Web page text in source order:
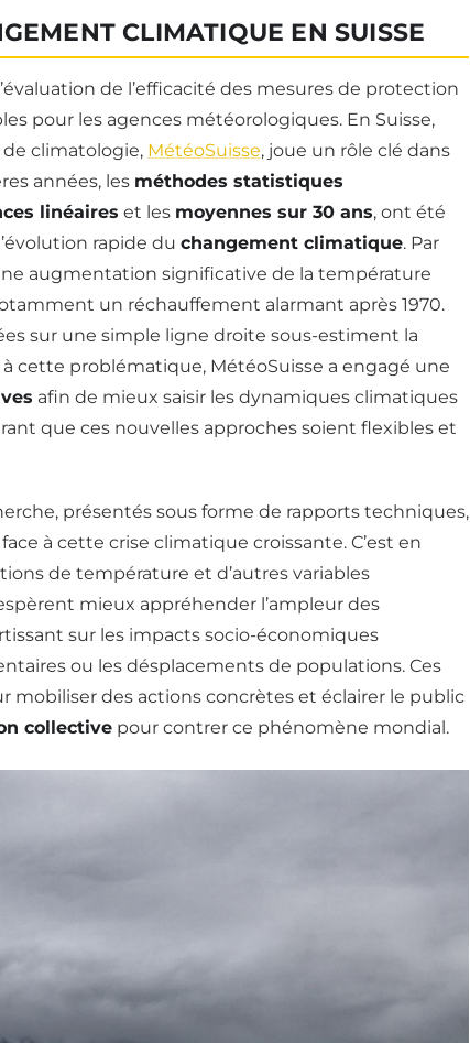
CLIMATIQUE EN SUISSE
de l’efficacité des mesures de protection
pour les agences météorologiques. En Suisse,
de climatologie, MétéoSuisse, joue un rôle clé dans
années, les méthodes statistiques
linéaires et les moyennes sur 30 ans, ont été
rapide du changement climatique. Par
augmentation significative de la température
un réchauffement alarmant après 1970.
sur une simple ligne droite sous-estiment la
cette problématique, MétéoSuisse a engagé une
afin de mieux saisir les dynamiques climatiques
que ces nouvelles approches soient flexibles et
présentés sous forme de rapports techniques,
à cette crise climatique croissante. C’est en
de température et d’autres variables
mieux appréhender l’ampleur des
sur les impacts socio-économiques
ou les désplacements de populations. Ces
mobiliser des actions concrètes et éclairer le public
collective pour contrer ce phénomène mondial.